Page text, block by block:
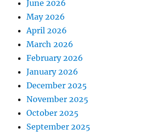
June 2026
May 2026
April 2026
March 2026
February 2026
January 2026
December 2025
November 2025
October 2025
September 2025